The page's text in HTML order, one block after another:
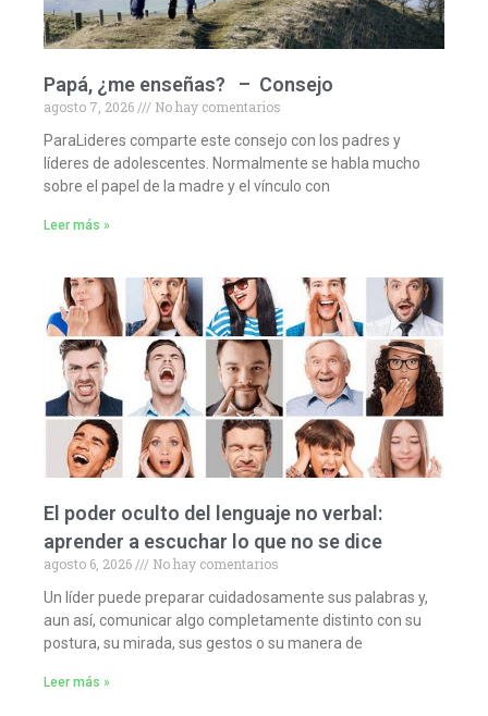
Papá, ¿me enseñas? – Consejo
agosto 7, 2026
No hay comentarios
ParaLideres comparte este consejo con los padres y
líderes de adolescentes. Normalmente se habla mucho
sobre el papel de la madre y el vínculo con
Leer más »
El poder oculto del lenguaje no verbal:
aprender a escuchar lo que no se dice
agosto 6, 2026
No hay comentarios
Un líder puede preparar cuidadosamente sus palabras y,
aun así, comunicar algo completamente distinto con su
postura, su mirada, sus gestos o su manera de
Leer más »